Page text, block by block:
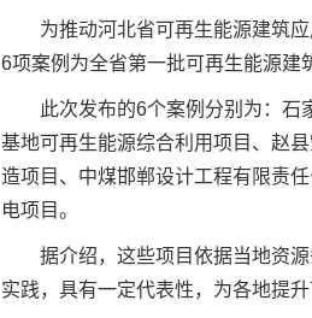
为推动河北省可再生能源建筑
6项案例为全省第一批可再生能源建
此次发布的6个案例分别为：
基地可再生能源综合利用项目、赵
造项目、中煤邯郸设计工程有限责
电项目。
据介绍，这些项目依据当地资
实践，具有一定代表性，为各地提